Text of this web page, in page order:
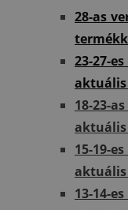
28-as
23-27-
18-23-
15-19-
13-14-